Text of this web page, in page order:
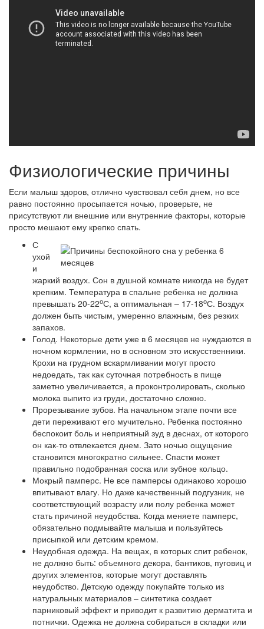
Физиологические причины
Если малыш здоров, отлично чувствовал себя днем, но все
равно постоянно просыпается ночью, проверьте, не
присутствуют ли внешние или внутренние факторы, которые
просто мешают ему крепко спать.
С
ухой
и
жаркий воздух. Сон в душной комнате никогда не будет
крепким. Температура в спальне ребенка не должна
превышать 20-22оС, а оптимальная – 17-18оС. Воздух
должен быть чистым, умеренно влажным, без резких
запахов.
Голод. Некоторые дети уже в 6 месяцев не нуждаются в
ночном кормлении, но в основном это искусственники.
Крохи на грудном вскармливании могут просто
недоедать, так как суточная потребность в пище
заметно увеличивается, а проконтролировать, сколько
молока выпито из груди, достаточно сложно.
Прорезывание зубов. На начальном этапе почти все
дети переживают его мучительно. Ребенка постоянно
беспокоит боль и неприятный зуд в деснах, от которого
он как-то отвлекается днем. Зато ночью ощущение
становится многократно сильнее. Спасти может
правильно подобранная соска или зубное кольцо.
Мокрый памперс. Не все памперсы одинаково хорошо
впитывают влагу. Но даже качественный подгузник, не
соответствующий возрасту или полу ребенка может
стать причиной неудобства. Когда меняете памперс,
обязательно подмывайте малыша и пользуйтесь
присыпкой или детским кремом.
Неудобная одежда. На вещах, в которых спит ребенок,
не должно быть: объемного декора, бантиков, пуговиц и
других элементов, которые могут доставлять
неудобство. Детскую одежду покупайте только из
натуральных материалов – синтетика создает
парниковый эффект и приводит к развитию дерматита и
потнички. Одежка не должна собираться в складки или